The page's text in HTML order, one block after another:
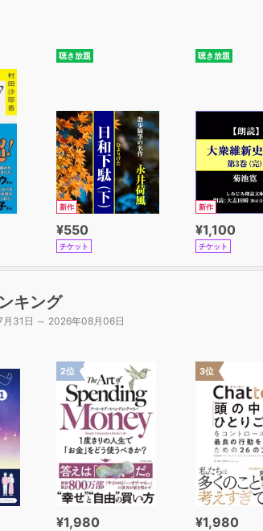
聴き放題
新作
¥550
チケット
聴き放題
新作
¥1,100
チケット
キング
31日 ～ 2026年08月06日
2位
¥1,980
3位
¥1,980